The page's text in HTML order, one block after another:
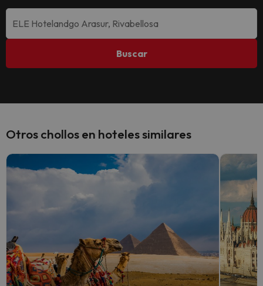
Buscar
Otros chollos en hoteles similares